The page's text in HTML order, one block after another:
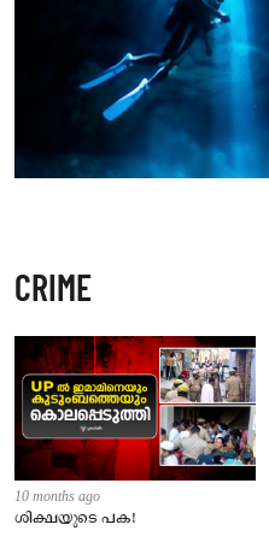
CRIME
10 months ago
ശിക്ഷയുടെ പക!